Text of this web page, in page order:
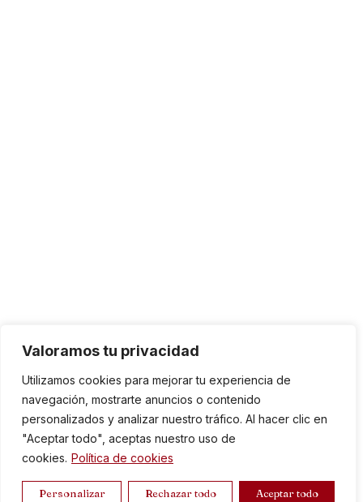
Valoramos tu privacidad
Utilizamos cookies para mejorar tu experiencia de
navegación, mostrarte anuncios o contenido
personalizados y analizar nuestro tráfico. Al hacer clic en
"Aceptar todo", aceptas nuestro uso de
cookies. Política de cookies
Personalizar Rechazar todo Aceptar todo